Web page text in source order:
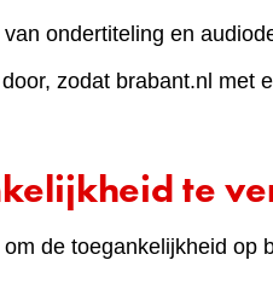
ondertiteling en
zodat brabant.nl met
te
de toegankelijkheid op